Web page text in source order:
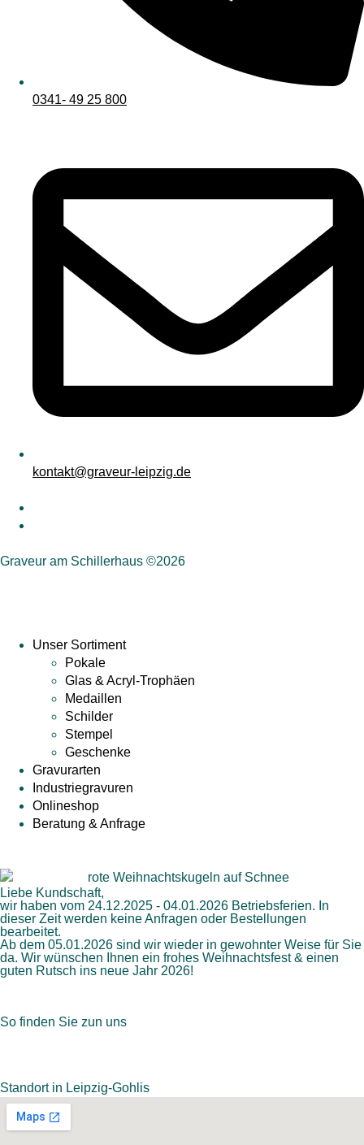
0341- 49 25 800
kontakt@graveur-leipzig.de
Graveur am Schillerhaus ©2026
Unser Sortiment
Pokale
Glas & Acryl-Trophäen
Medaillen
Schilder
Stempel
Geschenke
Gravurarten
Industriegravuren
Onlineshop
Beratung & Anfrage
Liebe Kundschaft,
wir haben vom 24.12.2025 - 04.01.2026 Betriebsferien. In
dieser Zeit werden keine Anfragen oder Bestellungen
bearbeitet.
Ab dem 05.01.2026 sind wir wieder in gewohnter Weise für Sie
da. Wir wünschen Ihnen ein frohes Weihnachtsfest & einen
guten Rutsch ins neue Jahr 2026!
So finden Sie zun uns
Standort in Leipzig-Gohlis